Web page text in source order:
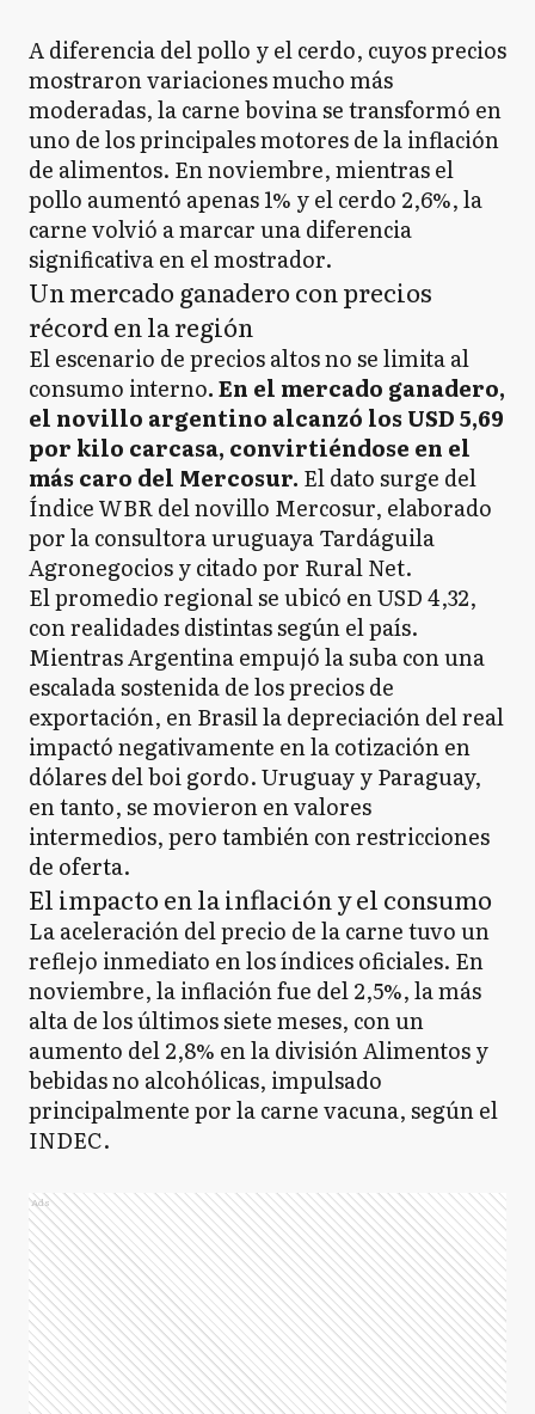
A diferencia del pollo y el cerdo, cuyos precios
mostraron variaciones mucho más
moderadas, la carne bovina se transformó en
uno de los principales motores de la inflación
de alimentos. En noviembre, mientras el
pollo aumentó apenas 1% y el cerdo 2,6%, la
carne volvió a marcar una diferencia
significativa en el mostrador.
Un mercado ganadero con precios
récord en la región
El escenario de precios altos no se limita al
consumo interno. En el mercado ganadero,
el novillo argentino alcanzó los USD 5,69
por kilo carcasa, convirtiéndose en el
más caro del Mercosur. El dato surge del
Índice WBR del novillo Mercosur, elaborado
por la consultora uruguaya Tardáguila
Agronegocios y citado por Rural Net.
El promedio regional se ubicó en USD 4,32,
con realidades distintas según el país.
Mientras Argentina empujó la suba con una
escalada sostenida de los precios de
exportación, en Brasil la depreciación del real
impactó negativamente en la cotización en
dólares del boi gordo. Uruguay y Paraguay,
en tanto, se movieron en valores
intermedios, pero también con restricciones
de oferta.
El impacto en la inflación y el consumo
La aceleración del precio de la carne tuvo un
reflejo inmediato en los índices oficiales. En
noviembre, la inflación fue del 2,5%, la más
alta de los últimos siete meses, con un
aumento del 2,8% en la división Alimentos y
bebidas no alcohólicas, impulsado
principalmente por la carne vacuna, según el
INDEC.
Ads